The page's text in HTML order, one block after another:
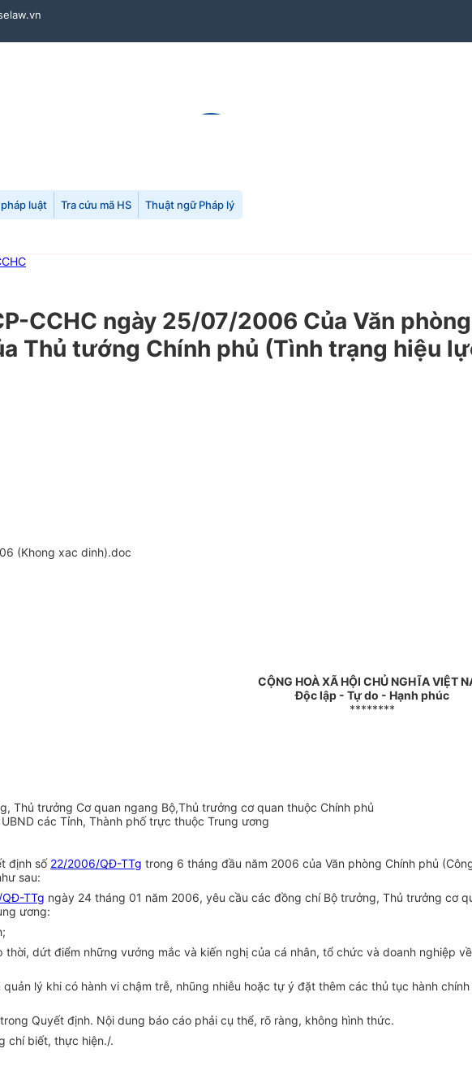
luật Tra cứu mã HS Thuật ngữ Pháp lý
CCHC ngày 25/07/2006 Của Văn
Thủ tướng Chính phủ (Tình trạng hiệu
(Khong xac dinh).doc
CỘNG HOÀ XÃ HỘI CHỦ NGHĨA VIỆT
Độc lập - Tự do - Hạnh phúc
********
Thủ trưởng Cơ quan ngang Bộ,Thủ trưởng cơ quan thuộc Chính phủ
các Tỉnh, Thành phố trực thuộc Trung ương
định số 22/2006/QĐ-TTg trong 6 tháng đầu năm 2006 của Văn phòng Chính phủ
sau:
TTg ngày 24 tháng 01 năm 2006, yêu cầu các đồng chí Bộ trưởng, Thủ trưởng cơ
ương:
dứt điểm những vướng mắc và kiến nghị của cá nhân, tổ chức và doanh nghiệp
lý khi có hành vi chậm trễ, nhũng nhiễu hoặc tự ý đặt thêm các thủ tục hành
Quyết định. Nội dung báo cáo phải cụ thể, rõ ràng, không hình thức.
chí biết, thực hiện./.